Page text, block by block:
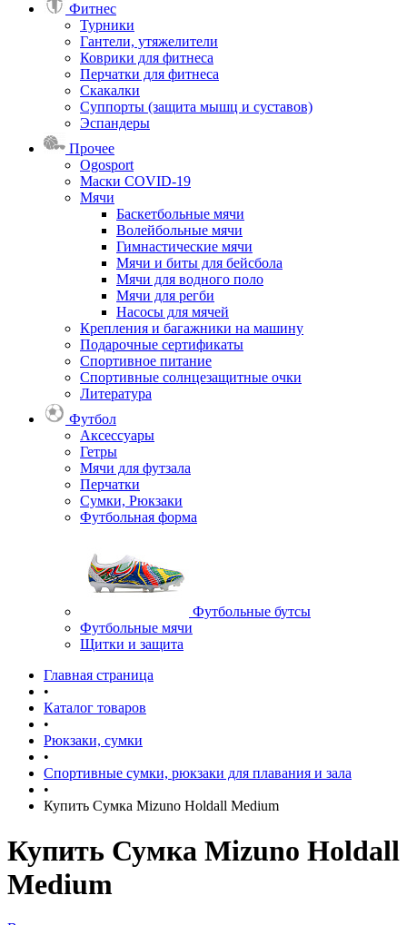
Фитнес
Турники
Гантели, утяжелители
Коврики для фитнеса
Перчатки для фитнеса
Скакалки
Суппорты (защита мышц и суставов)
Эспандеры
Прочее
Ogosport
Маски COVID-19
Мячи
Баскетбольные мячи
Волейбольные мячи
Гимнастические мячи
Мячи и биты для бейсбола
Мячи для водного поло
Мячи для регби
Насосы для мячей
Крепления и багажники на машину
Подарочные сертификаты
Спортивное питание
Спортивные солнцезащитные очки
Литература
Футбол
Аксессуары
Гетры
Мячи для футзала
Перчатки
Сумки, Рюкзаки
Футбольная форма
Футбольные бутсы
Футбольные мячи
Щитки и защита
Главная страница
•
Каталог товаров
•
Рюкзаки, сумки
•
Спортивные сумки, рюкзаки для плавания и зала
•
Купить Сумка Mizuno Holdall Medium
Купить Сумка Mizuno Holdall
Medium